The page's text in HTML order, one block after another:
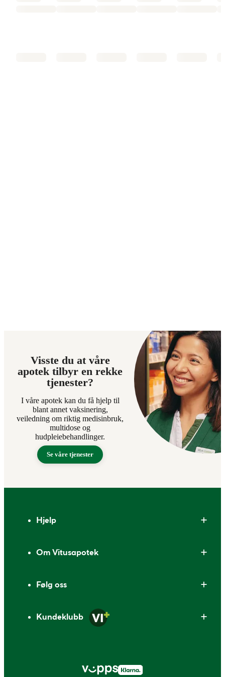
Visste du at våre
apotek tilbyr en rekke
tjenester?
I våre apotek kan du få hjelp til
blant annet vaksinering,
veiledning om riktig medisinbruk,
multidose og
hudpleiebehandlinger.
Se våre tjenester
Hjelp
Om Vitusapotek
Følg oss
Kundeklubb